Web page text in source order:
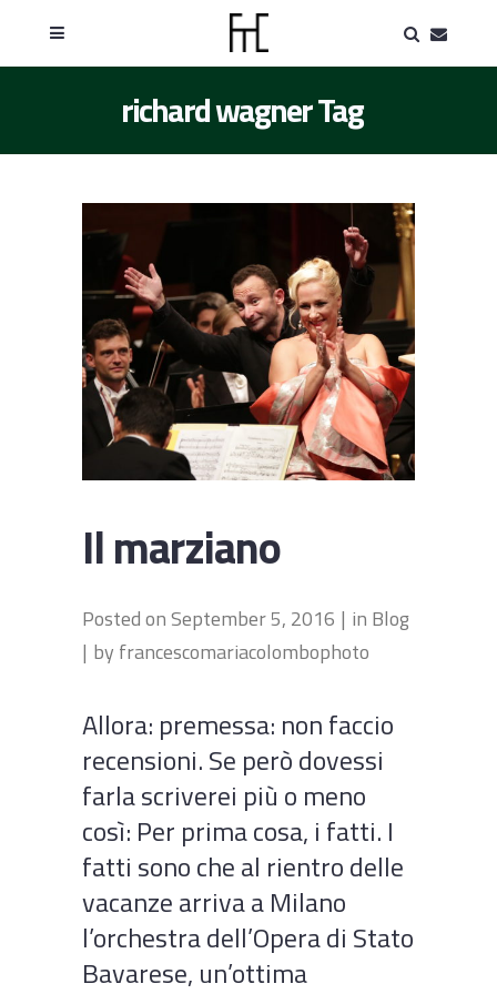
richard wagner Tag
Il marziano
Posted onSeptember 5, 2016 in Blog
by francescomariacolombophoto
Allora: premessa: non faccio
recensioni. Se però dovessi
farla scriverei più o meno
così: Per prima cosa, i fatti. I
fatti sono che al rientro delle
vacanze arriva a Milano
l’orchestra dell’Opera di Stato
Bavarese, un’ottima